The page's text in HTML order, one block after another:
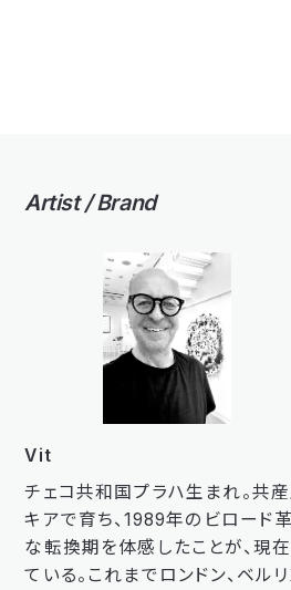
Artist / Brand
Vit
チェコ共和国プラハ生まれ。共
キアで育ち、1989年のビロード
な転換期を体感したことが、現
ている。これまでロンドン、ベル